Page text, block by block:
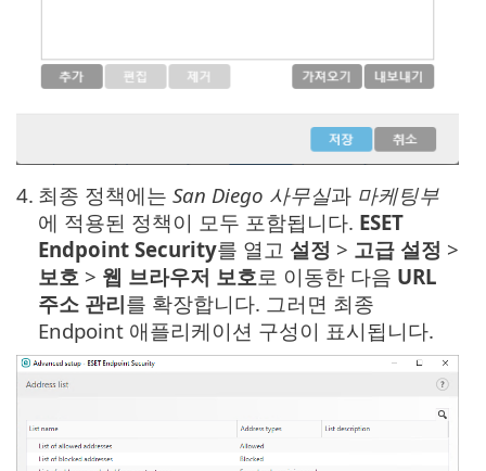
4. 최종 정책에는 San Diego 사무실과 마케팅부
에 적용된 정책이 모두 포함됩니다. ESET
Endpoint Security를 열고 설정 > 고급 설정 >
보호 > 웹 브라우저 보호로 이동한 다음 URL
주소 관리를 확장합니다. 그러면 최종
Endpoint 애플리케이션 구성이 표시됩니다.